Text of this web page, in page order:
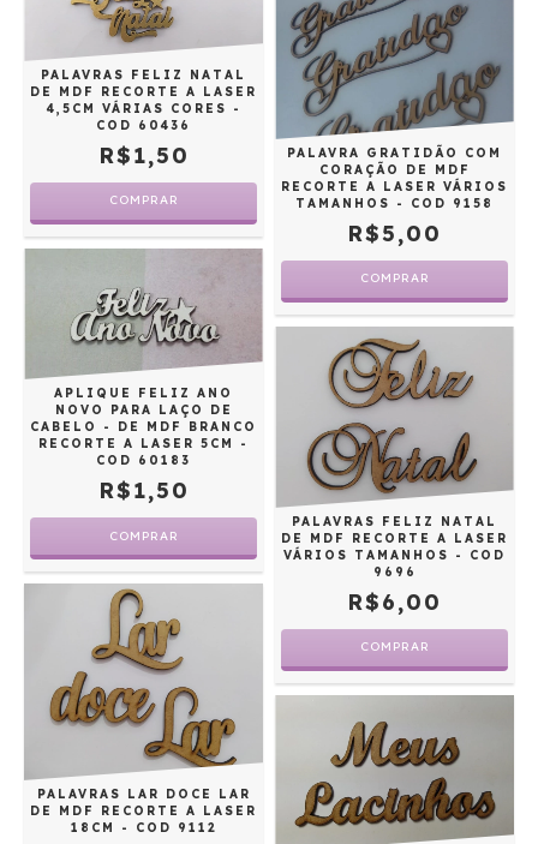
PALAVRAS FELIZ NATAL
DE MDF RECORTE A LASER
4,5CM VÁRIAS CORES -
COD 60436
R$1,50
COMPRAR
PALAVRA GRATIDÃO COM
CORAÇÃO DE MDF
RECORTE A LASER VÁRIOS
TAMANHOS - COD 9158
R$5,00
COMPRAR
APLIQUE FELIZ ANO
NOVO PARA LAÇO DE
CABELO - DE MDF BRANCO
RECORTE A LASER 5CM -
COD 60183
R$1,50
PALAVRAS FELIZ NATAL
DE MDF RECORTE A LASER
VÁRIOS TAMANHOS - COD
9696
R$6,00
COMPRAR
PALAVRAS LAR DOCE LAR
DE MDF RECORTE A LASER
18CM - COD 9112